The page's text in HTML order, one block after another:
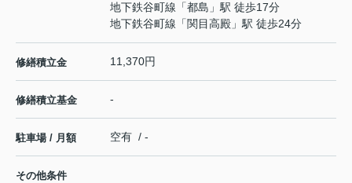
地下鉄谷町線 「都島 」駅 徒歩17分
地下鉄谷町線 「関目高殿 」駅 徒歩24分
修繕積立金 11,370円
修繕積立基金 -
駐車場 / 月額 空有 / -
その他条件